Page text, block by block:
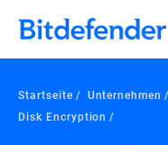
Datensouveränität in der
30. Juli. Jetzt registrieren
Startseite Unternehmen
Disk Encryption